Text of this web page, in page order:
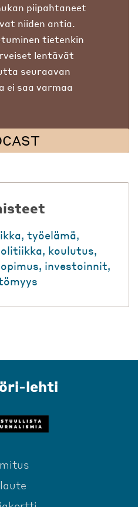
piipahtaneet
niiden antia.
tietenkin
lentävät
seuraavan
ei saa varmaa
, työelämä,
, koulutus,
, investoinnit,
lehti